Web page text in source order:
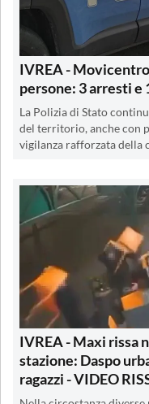
IVREA -
persone: 3 arresti
La Polizia di Stato
del territorio, anche con
vigilanza rafforzata della
IVREA - Maxi rissa
stazione: Daspo
ragazzi - VIDEO